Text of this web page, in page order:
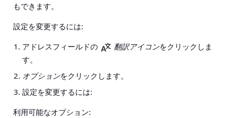
もできます。
設定を変更するには:
アドレスフィールドの
翻訳アイコンをクリックしま
す。
オプションをクリックします。
設定を変更するには:
利用可能なオプション: